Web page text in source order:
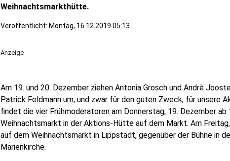
Weihnachtsmarkthütte.
Veröffentlicht: Montag, 16.12.2019 05:13
Anzeige
Am 19. und 20. Dezember ziehen Antonia Grosch und Andrè
Patrick Feldmann um, und zwar für den guten Zweck, für unsere
findet die vier Frühmoderatoren am Donnerstag, 19. Dezember
Weihnachtsmarkt in der Aktions-Hütte auf dem Markt. Am
auf dem Weihnachtsmarkt in Lippstadt, gegenüber der Bühne in
Marienkirche.